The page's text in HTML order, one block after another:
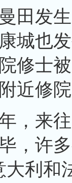
发生
城也
修士
近修
来往
，许
大利和